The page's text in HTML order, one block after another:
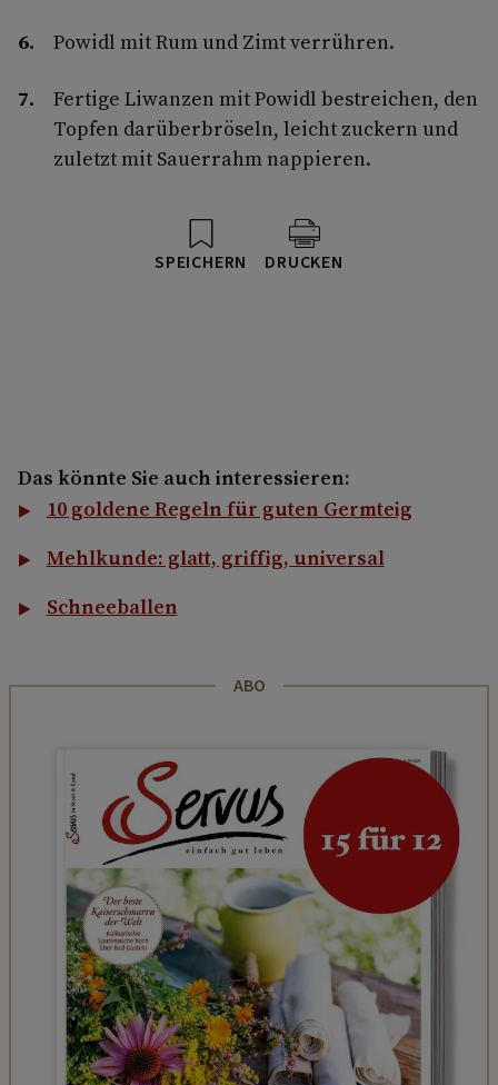
Powidl mit Rum und Zimt verrühren.
Fertige Liwanzen mit Powidl bestreichen, den
Topfen darüberbröseln, leicht zuckern und
zuletzt mit Sauerrahm nappieren.
SPEICHERN DRUCKEN
Das könnte Sie auch interessieren:
10 goldene Regeln für guten Germteig
Mehlkunde: glatt, griffig, universal
Schneeballen
ABO